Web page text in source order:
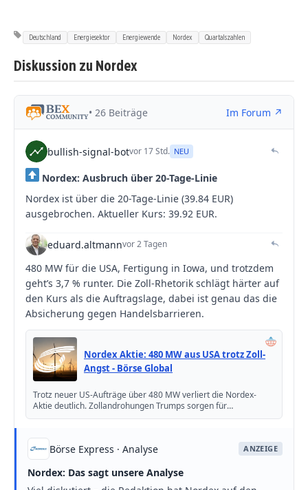
Deutschland Energiesektor Energiewende Nordex Quartalszahlen
Diskussion zu Nordex